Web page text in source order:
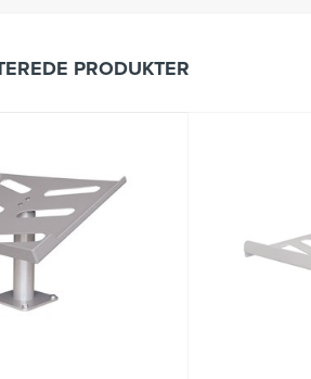
PRODUKTER